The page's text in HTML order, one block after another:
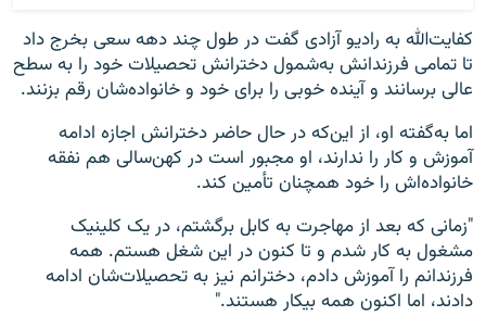
کفایت‌الله به رادیو آزادی گفت در طول چند دهه سعی بخرج داد
تا تمامی فرزندانش به‌شمول دخترانش تحصیلات خود را به سطح
عالی برسانند و آینده خوبی را برای خود و خانواده‌شان رقم بزنند.
اما به‌گفته او، از این‌که در حال حاضر دخترانش اجازه ادامه
آموزش و کار را ندارند، او مجبور است در کهن‌سالی هم نفقه
خانواده‌اش را خود همچنان تأمین کند.
"زمانی که بعد از مهاجرت به کابل برگشتم، در یک کلینیک
مشغول به کار شدم و تا کنون در این شغل هستم. همه
فرزندانم را آموزش دادم، دخترانم نیز به تحصیلات‌شان ادامه
دادند، اما اکنون همه بیکار هستند."